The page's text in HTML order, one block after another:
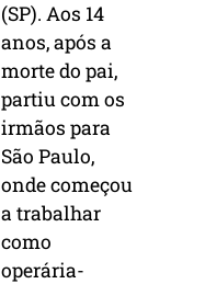
(SP). Aos 14
anos, após a
morte do pai,
partiu com os
irmãos para
São Paulo,
onde começou
a trabalhar
como
operária-